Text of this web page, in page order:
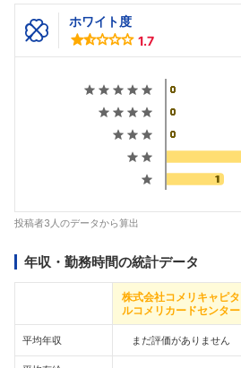
ホワイト度
1.7
投稿者3人のデータから算出
年収・勤務時間の統計データ
株式会社コメリキャピタ
ルコメリカードセンター
平均年収 まだ評価がありません